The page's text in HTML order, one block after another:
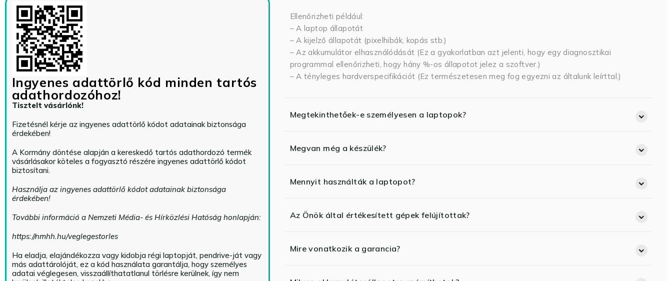
Ingyenes adattörlő kód minden tartós
adathordozóhoz!
Tisztelt vásárlónk!
Fizetésnél kérje az ingyenes adattörlő kódot adatainak biztonsága
érdekében!
A Kormány döntése alapján a kereskedő tartós adathordozó termék
vásárlásakor köteles a fogyasztó részére ingyenes adattörlő kódot
biztosítani.
Használja az ingyenes adattörlő kódot adatainak biztonsága
érdekében!
További információ a Nemzeti Média- és Hírközlési Hatóság honlapján:
https://nmhh.hu/veglegestorles
Ha eladja, elajándékozza vagy kidobja régi laptopját, pendrive-ját vagy
más adattárolóját, ez a kód használata garantálja, hogy személyes
adatai véglegesen, visszaállíthatatlanul törlésre kerülnek, így nem
Ellenőrizheti például:
– A laptop állapotát
– A kijelző állapotát (pixelhibák, kopás stb.)
– Az akkumulátor elhasználódását (Ez a gyakorlatban azt jelenti, hogy egy diagnosztikai
programmal ellenőrizheti, hogy hány %-os állapotot jelez a szoftver.)
– A tényleges hardverspecifikációt (Ez természetesen meg fog egyezni az általunk leírttal.)
Megtekinthetőek-e személyesen a laptopok?
Megvan még a készülék?
Mennyit használták a laptopot?
Az Önök által értékesített gépek felújítottak?
Mire vonatkozik a garancia?